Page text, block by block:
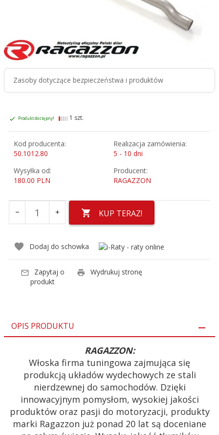
Zasoby dotyczące bezpieczeństwa i produktów
Produkt dostępny! 1 szt.
Kod producenta:
50.1012.80
Realizacja zamówienia:
5 - 10 dni
Wysyłka od:
180.00 PLN
Producent:
RAGAZZON
KUP TERAZ!
Dodaj do schowka
Zapytaj o
produkt
Wydrukuj stronę
OPIS PRODUKTU
RAGAZZON:
Włoska firma tuningowa zajmująca się
produkcją układów wydechowych ze stali
nierdzewnej do samochodów. Dzięki
innowacyjnym pomysłom, wysokiej jakości
produktów oraz pasji do motoryzacji, produkty
marki Ragazzon już ponad 20 lat są doceniane